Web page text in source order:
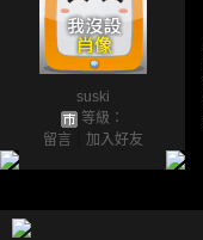
suski
等級：
留言
加入好友